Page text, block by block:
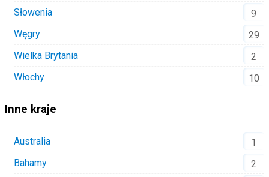
Słowenia
9
Węgry
29
Wielka Brytania
2
Włochy
10
Inne kraje
Australia
1
Bahamy
2